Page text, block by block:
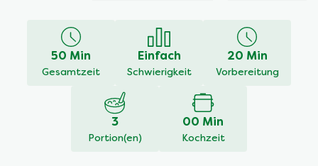
recipe
50 Min
Gesamtzeit
Einfach
Schwierigkeit
20 Min
Vorbereitung
3
Portion(en)
00 Min
Kochzeit